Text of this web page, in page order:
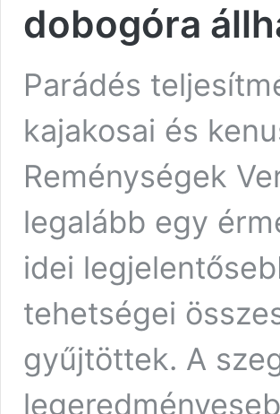
dobogóra
Parádés
kajakosai és
Reménységek
legalább egy
idei
tehetségei
gyűjtöttek. A